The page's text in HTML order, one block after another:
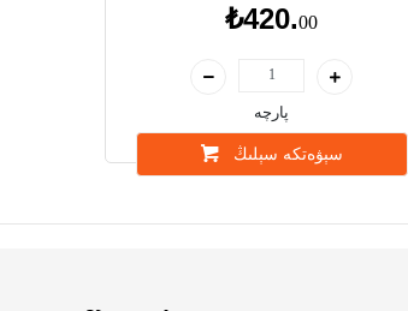
₺420.00
پارچە
سېۋەتكە سېلىڭ